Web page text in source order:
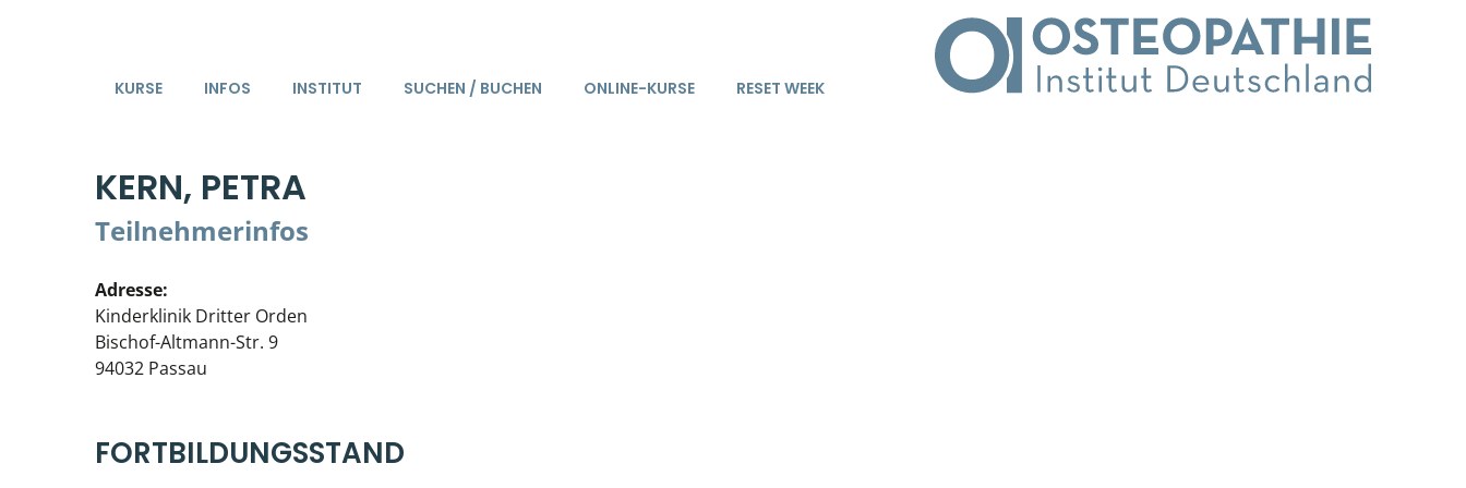
KURSE INFOS INSTITUT SUCHEN / BUCHEN ONLINE-KURSE RESET WEEK
KERN, PETRA
Teilnehmerinfos
Adresse:
Kinderklinik Dritter Orden
Bischof-Altmann-Str. 9
94032 Passau
FORTBILDUNGSSTAND